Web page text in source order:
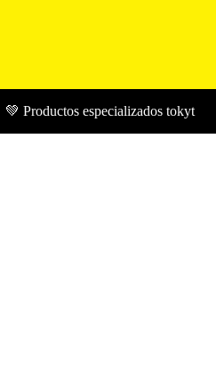
💚 Productos especializados tokyt